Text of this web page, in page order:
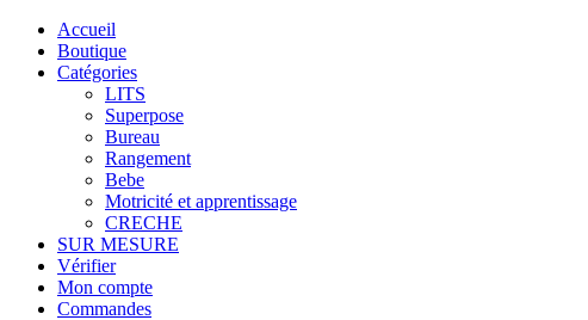
Accueil
Boutique
Catégories
LITS
Superpose
Bureau
Rangement
Bebe
Motricité et apprentissage
CRECHE
SUR MESURE
Vérifier
Mon compte
Commandes